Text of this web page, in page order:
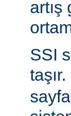
artış
SSI
taşır.